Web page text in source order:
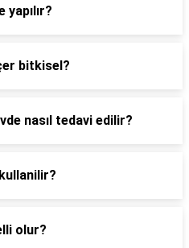
bitkisel?
nasıl tedavi edilir?
olur?